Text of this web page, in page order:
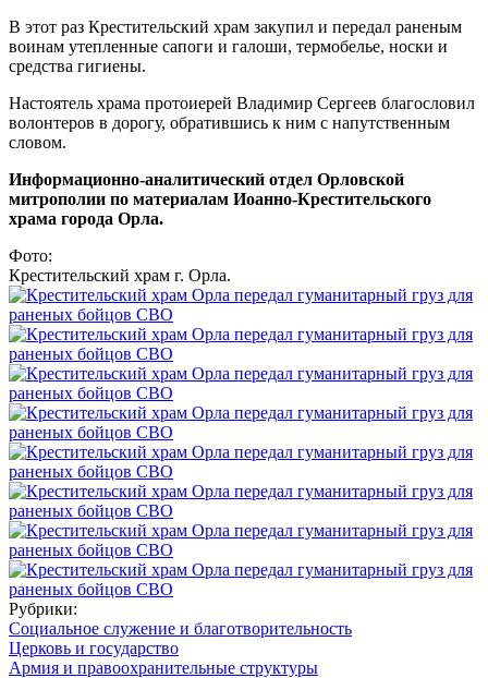
В этот раз Крестительский храм закупил и передал раненым
воинам утепленные сапоги и галоши, термобелье, носки и
средства гигиены.
Настоятель храма протоиерей Владимир Сергеев благословил
волонтеров в дорогу, обратившись к ним с напутственным
словом.
Информационно-аналитический отдел Орловской
митрополии по материалам Иоанно-Крестительского
храма города Орла.
Фото:
Крестительский храм г. Орла.
Рубрики:
Социальное служение и благотворительность
Церковь и государство
Армия и правоохранительные структуры